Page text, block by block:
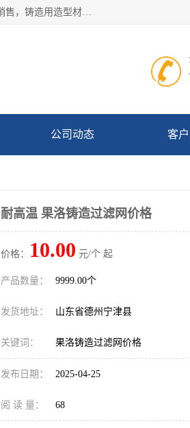
宁津县博涵机械有限公司成立于2016年，注册地位于山东省德州市。经营范围包括：机械设备研发、生产及销售，铸造用造型材料生产、销售，玻璃纤维及制品制造、销售，汽车零配件零售，机械零件、零部件加工，机械零件、零部件销售等；主要产品有：纤维过滤网,陶瓷过滤器,泡沫陶瓷过滤器,耐高温纤维过滤器,铸铁过滤器,铸铜过滤网,铸铝过滤网,铝轮毂过滤网,高效过滤网,高效陶瓷过滤网,高效纤维过滤网。
公司动态 客
耐高温 果洛铸造过滤网价格
价格： 10.00 元/个 起
产品数量： 9999.00个
发货地址： 山东省德州宁津县
关键词： 果洛铸造过滤网价格
发布日期： 2025-04-25
阅 读 量： 68